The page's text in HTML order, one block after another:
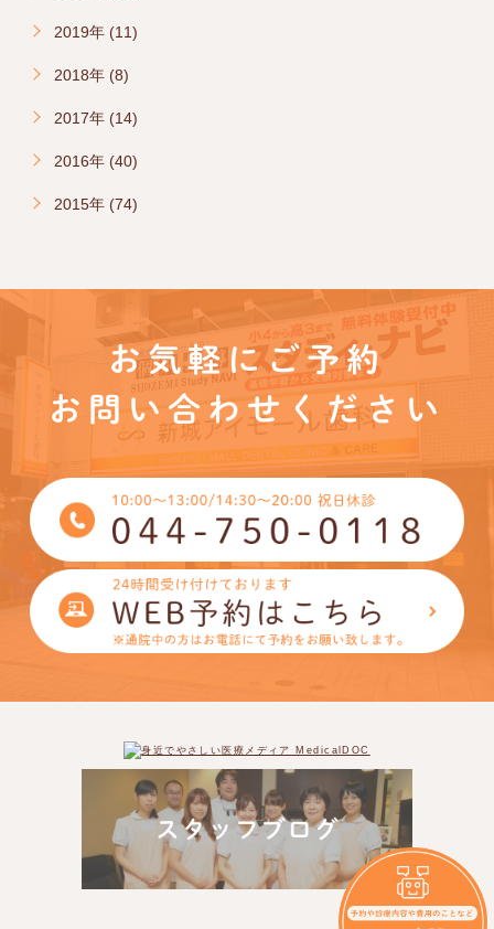
2019年 (11)
2018年 (8)
2017年 (14)
2016年 (40)
2015年 (74)
お気軽にご予約
お問い合わせください